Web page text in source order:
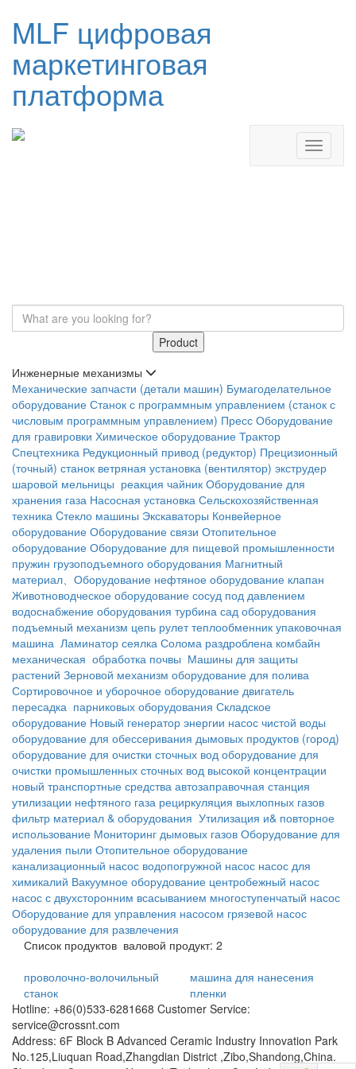
MLF цифровая
маркетинговая
платформа
Product
Инженерные механизмы
Механические запчасти (детали машин) Бумагоделательное
оборудование Станок с программным управлением (станок с
числовым программным управлением) Пресс Оборудование
для гравировки Химическое оборудование Трактор
Спецтехника Редукционный привод (редуктор) Прецизионный
(точный) станок ветряная установка (вентилятор) экструдер
шаровой мельницы реакция чайник Оборудование для
хранения газа Насосная установка Сельскохозяйственная
техника Cтекло машины Экскаваторы Конвейерное
оборудование Оборудование связи Отопительное
оборудование Оборудование для пищевой промышленности
пружин грузоподъемного оборудования Магнитный
материал、Оборудование нефтяное оборудование клапан
Животноводческое оборудование сосуд под давлением
водоснабжение оборудования турбина сад оборудования
подъемный механизм цепь рулет теплообменник упаковочная
машина Ламинатор сеялка Солома раздроблена комбайн
механическая обработка почвы Машины для защиты
растений Зерновой механизм оборудование для полива
Сортировочное и уборочное оборудование двигатель
пересадка парниковых оборудования Складское
оборудование Новый генератор энергии насос чистой воды
оборудование для обессеривания дымовых продуктов (город)
оборудование для очистки сточных вод оборудование для
очистки промышленных сточных вод высокой концентрации
новый транспортные средства автозаправочная станция
утилизации нефтяного газа рециркуляция выхлопных газов
фильтр материал & оборудования Утилизация и& повторное
использование Мониторинг дымовых газов Оборудование для
удаления пыли Отопительное оборудование
канализационный насос водопогружной насос насос для
химикалий Вакуумное оборудование центробежный насос
насос с двухсторонним всасыванием многоступенчатый насос
Оборудование для управления насосом грязевой насос
оборудование для развлечения
Список продуктов валовой продукт: 2
проволочно-волочильный
станок
машина для нанесения
пленки
Hotline: +86(0)533-6281668 Customer Service:
service@crossnt.com
Address: 6F Block B Advanced Ceramic Industry Innovation Park
No.125,Liuquan Road,Zhangdian District ,Zibo,Shandong,China.